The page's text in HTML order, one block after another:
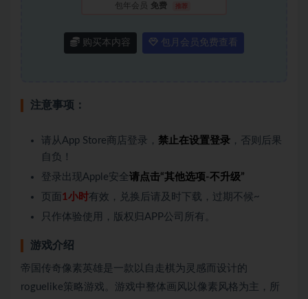
包年会员 免费 推荐
购买本内容 包月会员免费查看
注意事项：
请从App Store商店登录， 禁止在设置登录 ，否则后果
自负！
登录出现Apple安全请点击“其他选项-不升级”
页面 1小时有效，兑换后请及时下载，过期不候~
只作体验使用，版权归APP公司所有。
游戏介绍
帝国传奇像素英雄是一款以自走棋为灵感而设计的
roguelike策略游戏。游戏中整体画风以像素风格为主，所